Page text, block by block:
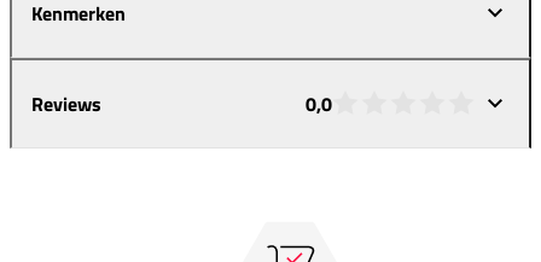
Kenmerken
Reviews 0,0